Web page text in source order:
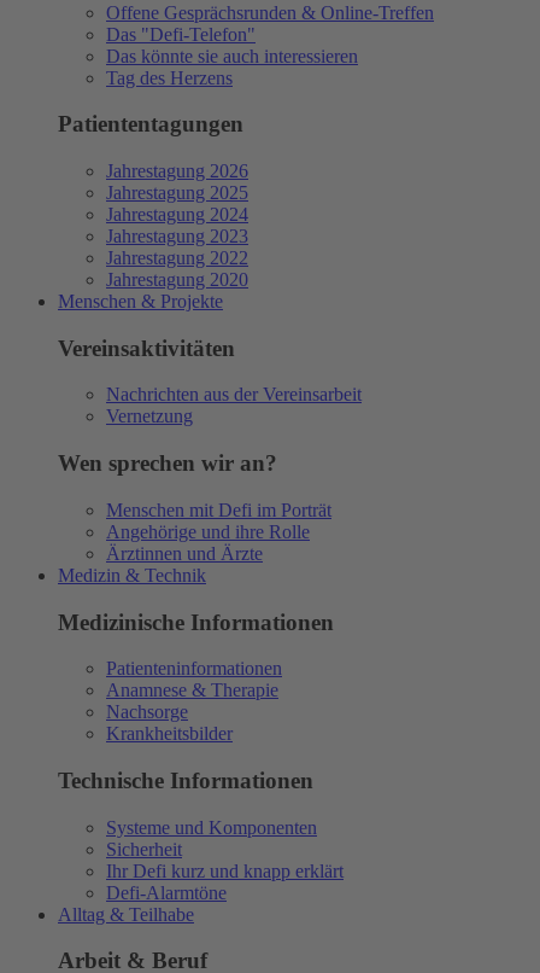
Offene Gesprächsrunden & Online-Treffen
Das "Defi-Telefon"
Das könnte sie auch interessieren
Tag des Herzens
Patiententagungen
Jahrestagung 2026
Jahrestagung 2025
Jahrestagung 2024
Jahrestagung 2023
Jahrestagung 2022
Jahrestagung 2020
Menschen & Projekte
Vereinsaktivitäten
Nachrichten aus der Vereinsarbeit
Vernetzung
Wen sprechen wir an?
Menschen mit Defi im Porträt
Angehörige und ihre Rolle
Ärztinnen und Ärzte
Medizin & Technik
Medizinische Informationen
Patienteninformationen
Anamnese & Therapie
Nachsorge
Krankheitsbilder
Technische Informationen
Systeme und Komponenten
Sicherheit
Ihr Defi kurz und knapp erklärt
Defi-Alarmtöne
Alltag & Teilhabe
Arbeit & Beruf